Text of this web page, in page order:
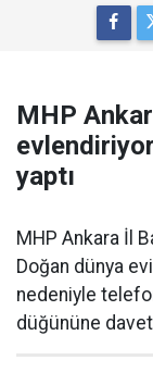
MHP
yaptı
MHP Ankara İl
Doğan dünya
nedeniyle
düğününe